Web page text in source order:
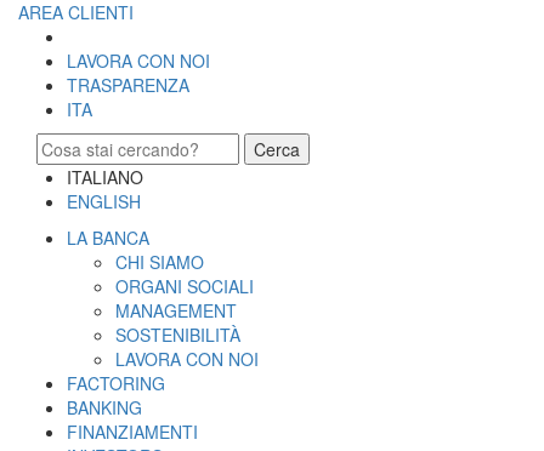
AREA CLIENTI
LAVORA CON NOI
TRASPARENZA
ITA
Cerca
ITALIANO
ENGLISH
LA BANCA
CHI SIAMO
ORGANI SOCIALI
MANAGEMENT
SOSTENIBILITÀ
LAVORA CON NOI
FACTORING
BANKING
FINANZIAMENTI